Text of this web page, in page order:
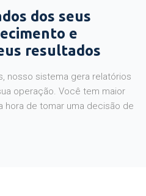
dos seus
e
resultados
nosso sistema gera relatórios
operação. Você tem maior
hora de tomar uma decisão de